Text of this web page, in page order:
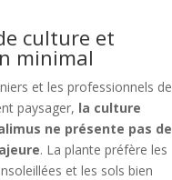
culture et
minimal
et les professionnels de
paysager, la culture
ne présente pas de
. La plante préfère les
et les sols bien